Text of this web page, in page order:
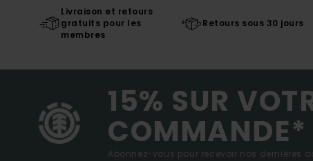
Livraison et retours
gratuits pour les
membres
Retours sous 30 jours
15% SUR
COMMANDE*
Abonnez-vous pour recevoir nos dernières